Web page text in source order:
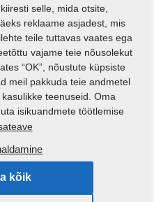
masinatele:
selle, mida otsite,
reklaame asjadest, mis
teile tuttavas vaates ega
vajame teie nõusolekut
“OK”, nõustute küpsiste
meil pakkuda teie andmetel
teenuseid. Oma
isikuandmete töötlemise
kõik